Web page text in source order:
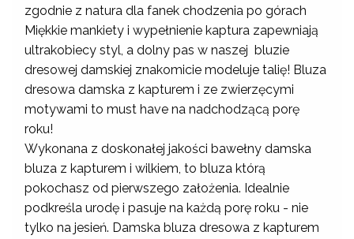
zgodnie z natura dla fanek chodzenia po górach
Miękkie mankiety i wypełnienie kaptura zapewniają
ultrakobiecy styl, a dolny pas w naszej bluzie
dresowej damskiej znakomicie modeluje talię! Bluza
dresowa damska z kapturem i ze zwierzęcymi
motywami to must have na nadchodzącą porę
roku!
Wykonana z doskonałej jakości bawełny damska
bluza z kapturem i wilkiem, to bluza którą
pokochasz od pierwszego założenia. Idealnie
podkreśla urodę i pasuje na każdą porę roku - nie
tylko na jesień. Damska bluza dresowa z kapturem